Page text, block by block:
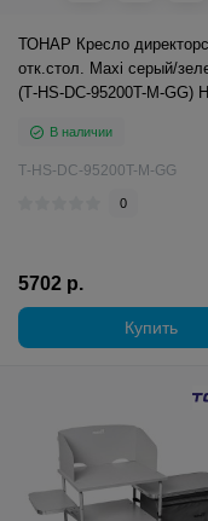
ТОНАР Кресло
отк.стол. Maxi серый/
(Т-HS-DC-95200T-M-GG)
В наличии
Т-HS-DC-95200T-M-GG
0
5702 р.
Купить